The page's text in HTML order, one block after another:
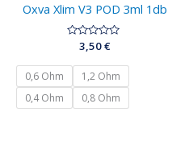
Oxva Xlim V3 POD 3ml 1db
Értékelés:
/
3,50€
0,6 Ohm
1,2 Ohm
0,4 Ohm
0,8 Ohm